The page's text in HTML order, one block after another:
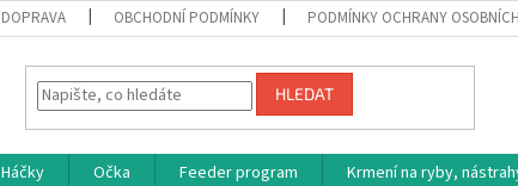
DOPRAVA OBCHODNÍ PODMÍNKY PODMÍNKY OCHRANY OSOBNÍCH
HLEDAT
Háčky Očka Feeder program Krmení na ryby,